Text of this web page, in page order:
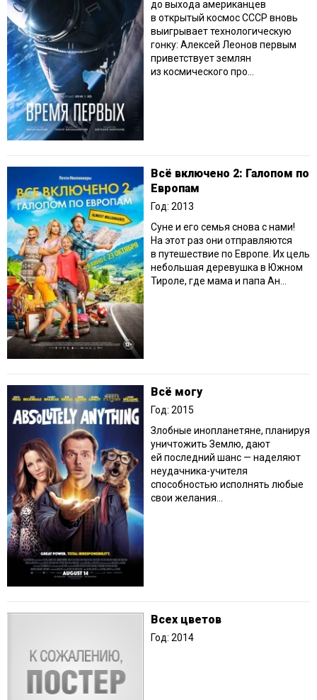
до выхода американцев
в открытый космос СССР вновь
выигрывает технологическую
гонку: Алексей Леонов первым
приветствует землян
из космического про...
Всё включено 2: Галопом по
Европам
Год: 2013
Суне и его семья снова с нами!
На этот раз они отправляются
в путешествие по Европе. Их цель
небольшая деревушка в Южном
Тироле, где мама и папа Ан...
Всё могу
Год: 2015
Злобные инопланетяне, планируя
уничтожить Землю, дают
ей последний шанс — наделяют
неудачника-учителя
способностью исполнять любые
свои желания…
Всех цветов
Год: 2014